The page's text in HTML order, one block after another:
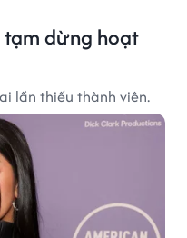
tạm dừng hoạt
lần thiếu thành viên.